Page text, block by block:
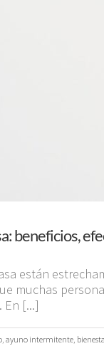
beneficios,
están
muchas
En [...]
, ayuno intermitente,